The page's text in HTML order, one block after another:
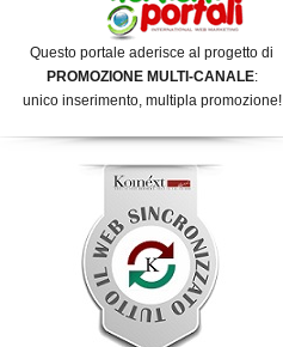
Questo portale aderisce al progetto di
PROMOZIONE MULTI-CANALE:
unico inserimento, multipla promozione!